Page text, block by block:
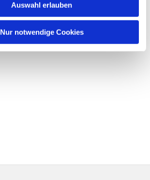
Auswahl erlauben
Nur notwendige Cookies